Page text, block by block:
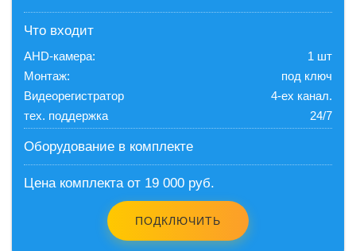
Что входит
AHD-камера:
1 шт
Монтаж:
под ключ
Видеорегистратор
4-ех канал.
тех. поддержка
24/7
Оборудование в комплекте
Цена комплекта от 19 000 руб.
ПОДКЛЮЧИТЬ